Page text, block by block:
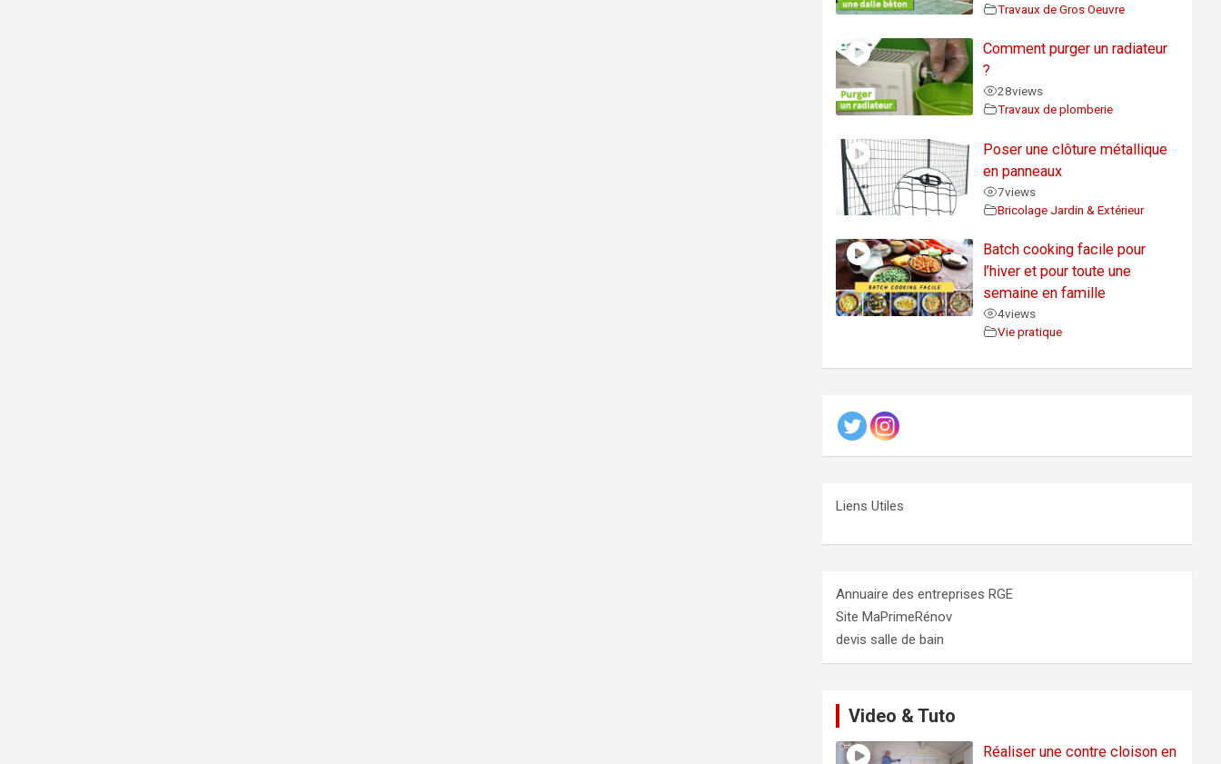
Travaux de Gros Oeuvre
Comment purger un radiateur
?
28views
Travaux de plomberie
Poser une clôture métallique
en panneaux
7views
Bricolage Jardin & Extérieur
Batch cooking facile pour
l’hiver et pour toute une
semaine en famille
4views
Vie pratique
Liens Utiles
Annuaire des entreprises RGE
Site MaPrimeRénov
devis salle de bain
Video & Tuto
Réaliser une contre cloison en